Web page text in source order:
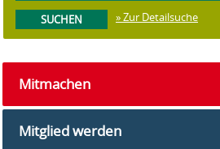
» Zur Detailsuche
Mitmachen
Mitglied werden